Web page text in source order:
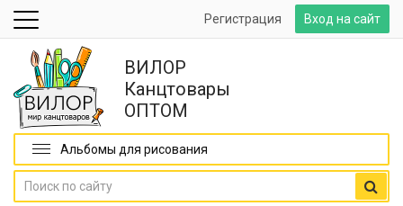
Вход на сайт
Регистрация
ВИЛОР
Канцтовары
ОПТОМ
Альбомы для рисования